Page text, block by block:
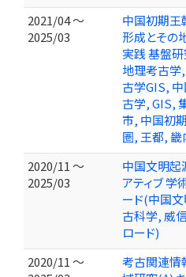
2021/04 ～
2025/03
中国初期王
形成とそ
実践 基盤
地理考古学
古学GIS,
古学, GIS,
市, 中国初
圏, 王都,
2020/11 ～
2025/03
中国文明起
アティブ 学
ード(中国
古科学, 威
ロード)
2020/11 ～
考古関連情